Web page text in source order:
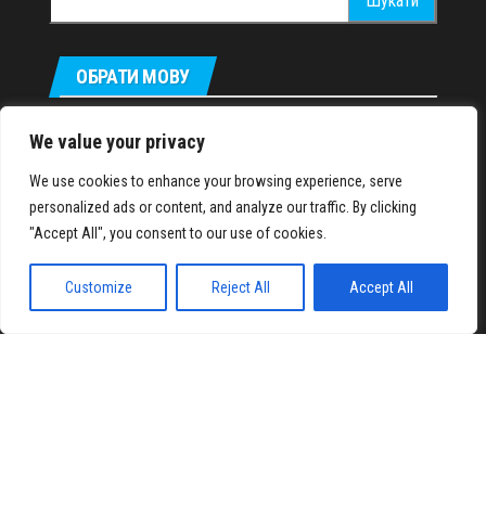
We value your privacy
We use cookies to enhance your browsing experience, serve
personalized ads or content, and analyze our traffic. By clicking
"Accept All", you consent to our use of cookies.
Customize Reject All Accept All
ОБРАТИ МОВУ
Русский
IronMuscles.org© 2018-2023